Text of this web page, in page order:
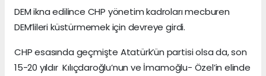
DEM ikna edilince CHP yönetim kadroları mecburen
DEM’lileri küstürmemek için devreye girdi.
CHP esasında geçmişte Atatürk’ün partisi olsa da, son
15-20 yıldır Kılıçdaroğlu’nun ve İmamoğlu- Özel’in elinde